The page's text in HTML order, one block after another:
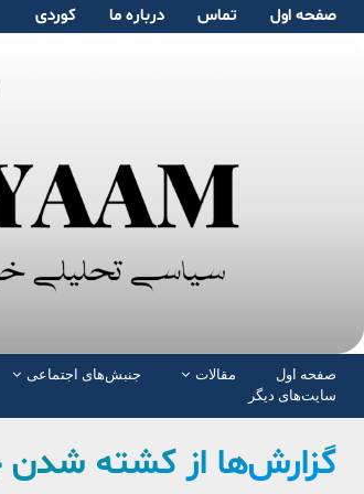
صفحە اول تماس دربارە ما کوردی
صفحە اول مقالات جنبش‌های اجتماعی
سایت‌های دیگر
گزارش‌ها از کشته شدن